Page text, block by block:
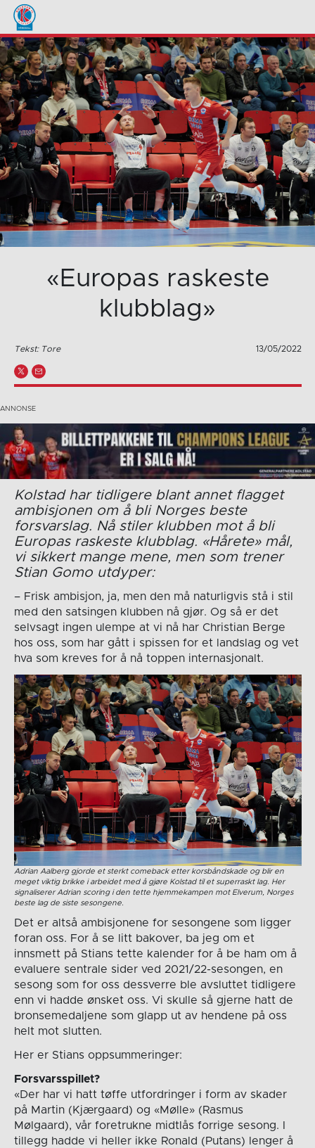
«Europas raskeste
klubblag»
Tekst: Tore 13/05/2022
Kolstad har tidligere blant annet flagget
ambisjonen om å bli Norges beste
forsvarslag. Nå stiler klubben mot å bli
Europas raskeste klubblag. «Hårete» mål,
vi sikkert mange mene, men som trener
Stian Gomo utdyper:
– Frisk ambisjon, ja, men den må naturligvis stå i stil
med den satsingen klubben nå gjør. Og så er det
selvsagt ingen ulempe at vi nå har Christian Berge
hos oss, som har gått i spissen for et landslag og vet
hva som kreves for å nå toppen internasjonalt.
Adrian Aalberg gjorde et sterkt comeback etter korsbåndskade og blir en
meget viktig brikke i arbeidet med å gjøre Kolstad til et superraskt lag. Her
signaliserer Adrian scoring i den tette hjemmekampen mot Elverum, Norges
beste lag de siste sesongene.
Det er altså ambisjonene for sesongene som ligger
foran oss. For å se litt bakover, ba jeg om et
innsmett på Stians tette kalender for å be ham om å
evaluere sentrale sider ved 2021/22-sesongen, en
sesong som for oss dessverre ble avsluttet tidligere
enn vi hadde ønsket oss. Vi skulle så gjerne hatt de
bronsemedaljene som glapp ut av hendene på oss
helt mot slutten.
Her er Stians oppsummeringer:
Forsvarsspillet?
«Der har vi hatt tøffe utfordringer i form av skader
på Martin (Kjærgaard) og «Mølle» (Rasmus
Mølgaard), vår foretrukne midtlås forrige sesong. I
tillegg hadde vi heller ikke Ronald (Putans) lenger å